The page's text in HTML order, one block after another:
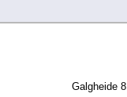
Galgheide